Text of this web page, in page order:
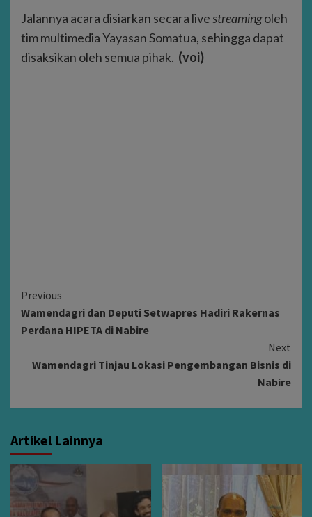
Jalannya acara disiarkan secara livestreamingoleh
tim multimedia Yayasan Somatua, sehingga dapat
disaksikan oleh semua pihak. (voi)
Continue
Reading
Previous
Wamendagri dan Deputi Setwapres Hadiri Rakernas
Perdana HIPETA di Nabire
Next
Wamendagri Tinjau Lokasi Pengembangan Bisnis di
Nabire
Artikel Lainnya